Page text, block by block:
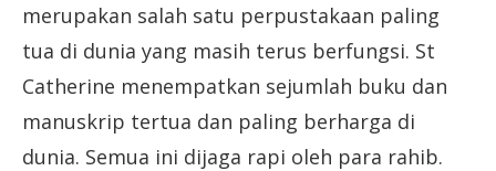
merupakan salah satu perpustakaan paling
tua di dunia yang masih terus berfungsi. St
Catherine menempatkan sejumlah buku dan
manuskrip tertua dan paling berharga di
dunia. Semua ini dijaga rapi oleh para rahib.